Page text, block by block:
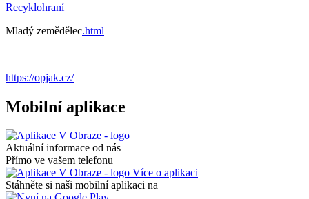
Recyklohraní
Mladý zemědělec.html
https://opjak.cz/
Mobilní aplikace
Aktuální informace od nás
Přímo ve vašem telefonu
Více o aplikaci
Stáhněte si naši mobilní aplikaci na